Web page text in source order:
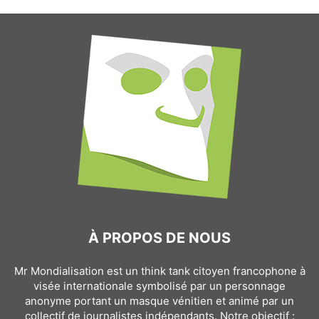
À PROPOS DE NOUS
Mr Mondialisation est un think tank citoyen francophone à
visée internationale symbolisé par un personnage
anonyme portant un masque vénitien et animé par un
collectif de journalistes indépendants. Notre objectif :